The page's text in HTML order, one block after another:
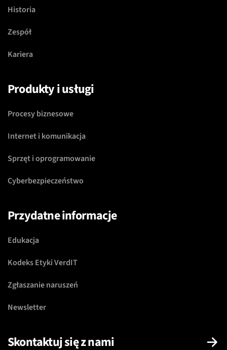
Historia
Zespół
Kariera
Produkty i usługi
Procesy biznesowe
Internet i komunikacja
Sprzęt i oprogramowanie
Cyberbezpieczeństwo
Przydatne informacje
Edukacja
Kodeks Etyki VerdIT
Zgłaszanie naruszeń
Newsletter
Skontaktuj się z nami